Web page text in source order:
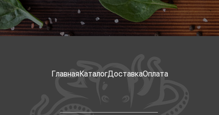
ГлавнаяКаталогДоставкаОплата